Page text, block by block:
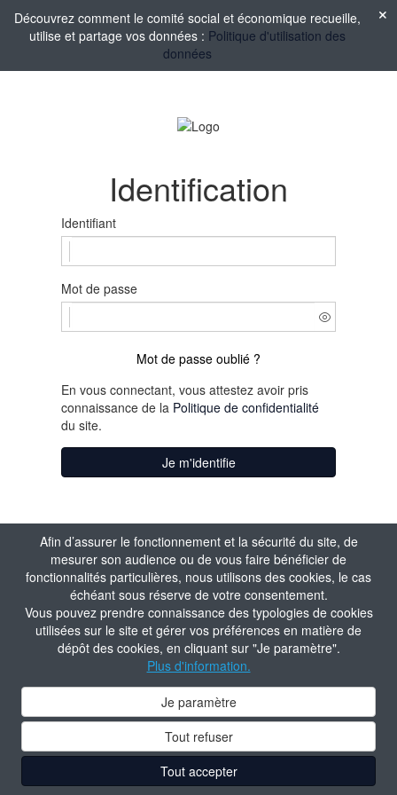
Afin d’assurer le fonctionnement et la sécurité du site, de
mesurer son audience ou de vous faire bénéficier de
fonctionnalités particulières, nous utilisons des cookies, le cas
échéant sous réserve de votre consentement.
Vous pouvez prendre connaissance des typologies de cookies
utilisées sur le site et gérer vos préférences en matière de
dépôt des cookies, en cliquant sur "Je paramètre".
Plus d'information.
Je paramètre
Tout refuser
Tout accepter
Découvrez comment le comité social et économique recueille,
utilise et partage vos données : Politique d'utilisation des
données
Identification
Identifiant
Mot de passe
Mot de passe oublié ?
En vous connectant, vous attestez avoir pris
connaissance de la Politique de confidentialité
du site.
Je m'identifie